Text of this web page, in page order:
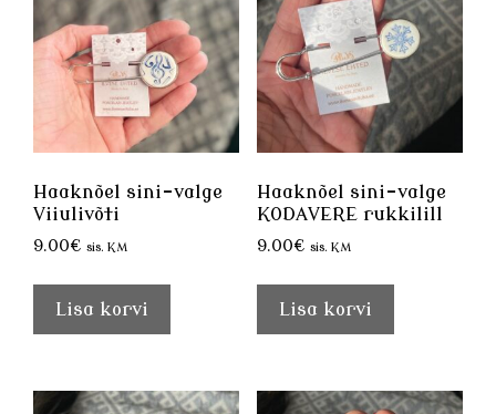
Haaknõel sini-valge
Viiulivõti
9.00€ sis. KM
Lisa korvi
Haaknõel sini-valge
KODAVERE rukkilill
9.00€ sis. KM
Lisa korvi